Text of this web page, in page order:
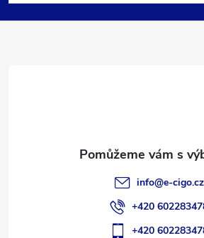
p
info@e-cigo.cz
+420
+420